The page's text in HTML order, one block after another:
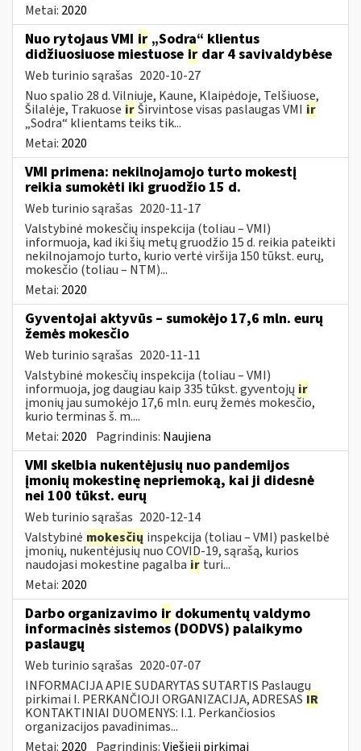
Metai: 2020
Nuo rytojaus VMI ir „Sodra“ klientus
didžiuosiuose miestuose ir dar 4 savivaldybėse
Web turinio sąrašas 2020-10-27
Nuo spalio 28 d. Vilniuje, Kaune, Klaipėdoje, Telšiuose,
Šilalėje, Trakuose irŠirvintose visas paslaugas VMI ir
„Sodra“ klientams teiks tik...
Metai: 2020
VMI primena: nekilnojamojo turto mokestį
reikia sumokėti iki gruodžio 15 d.
Web turinio sąrašas 2020-11-17
Valstybinė mokesčių inspekcija (toliau – VMI)
informuoja, kad iki šių metų gruodžio 15 d. reikia pateikti
nekilnojamojo turto, kurio vertė viršija 150 tūkst. eurų,
mokesčio (toliau – NTM)...
Metai: 2020
Gyventojai aktyvūs – sumokėjo 17,6 mln. eurų
žemės mokesčio
Web turinio sąrašas 2020-11-11
Valstybinė mokesčių inspekcija (toliau – VMI)
informuoja, jog daugiau kaip 335 tūkst. gyventojų ir
įmonių jau sumokėjo 17,6 mln. eurų žemės mokesčio,
kurio terminas š. m....
Metai: 2020 Pagrindinis: Naujiena
VMI skelbia nukentėjusių nuo pandemijos
įmonių mokestinę nepriemoką, kai ji didesnė
nei 100 tūkst. eurų
Web turinio sąrašas 2020-12-14
Valstybinė mokesčių inspekcija (toliau – VMI) paskelbė
įmonių, nukentėjusių nuo COVID-19, sąrašą, kurios
naudojasi mokestine pagalba ir turi...
Metai: 2020
Darbo organizavimo ir dokumentų valdymo
informacinės sistemos (DODVS) palaikymo
paslaugų
Web turinio sąrašas 2020-07-07
INFORMACIJA APIE SUDARYTAS SUTARTIS Paslaugų
pirkimai I. PERKANČIOJI ORGANIZACIJA, ADRESAS IR
KONTAKTINIAI DUOMENYS: I.1. Perkančiosios
organizacijos pavadinimas...
Metai: 2020 Pagrindinis:Viešieji pirkimai